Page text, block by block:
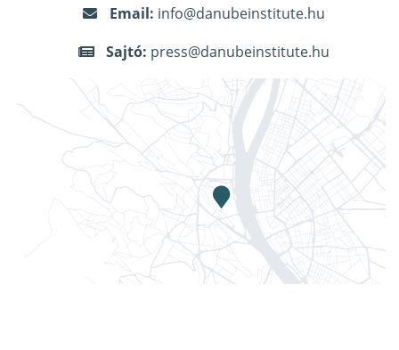
Email: info@danubeinstitute.hu
Sajtó: press@danubeinstitute.hu